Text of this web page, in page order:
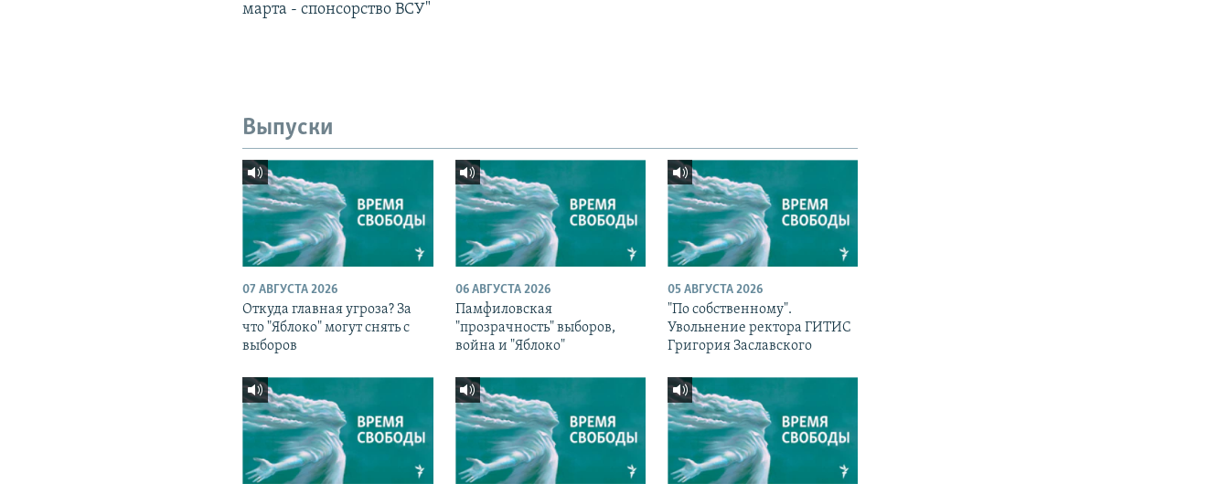
марта - спонсорство ВСУ"
Выпуски
07 АВГУСТА 2026
Откуда главная угроза? За
что "Яблоко" могут снять с
выборов
06 АВГУСТА 2026
Памфиловская
"прозрачность" выборов,
война и "Яблоко"
05 АВГУСТА 2026
"По собственному".
Увольнение ректора ГИТИС
Григория Заславского